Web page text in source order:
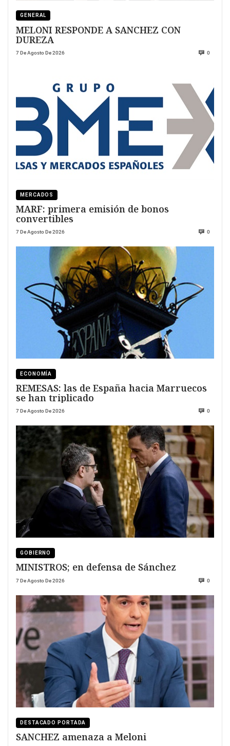
GENERAL
MELONI RESPONDE A SANCHEZ CON
DUREZA
7 De Agosto De 2026 0
MERCADOS
MARF: primera emisión de bonos
convertibles
7 De Agosto De 2026 0
ECONOMÍA
REMESAS: las de España hacia Marruecos
se han triplicado
7 De Agosto De 2026 0
GOBIERNO
MINISTROS; en defensa de Sánchez
7 De Agosto De 2026 0
DESTACADO PORTADA
SANCHEZ amenaza a Meloni